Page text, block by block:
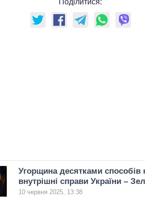
Угорщина десятками способів
внутрішні справи України –
10 червня 2025, 13:38